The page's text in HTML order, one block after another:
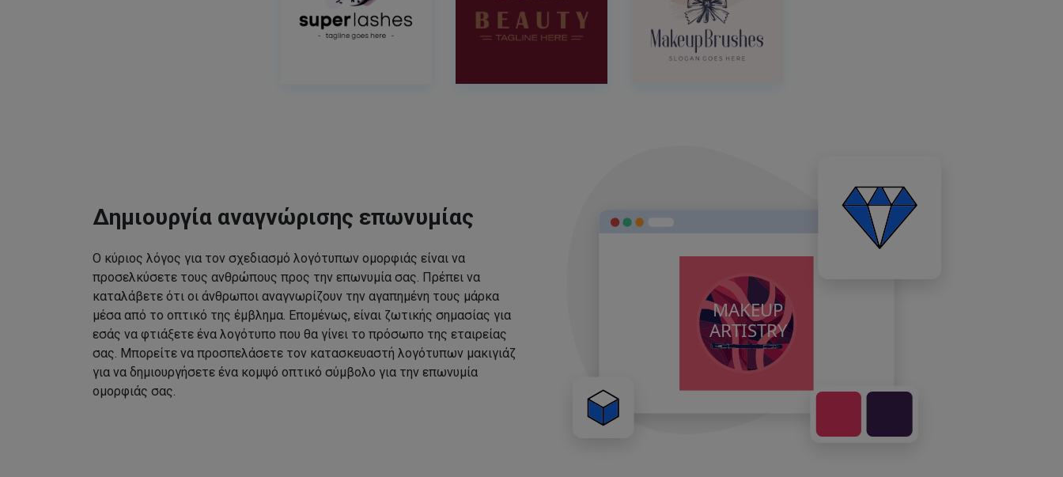
Δημιουργία αναγνώρισης επωνυμίας
Ο κύριος λόγος για τον σχεδιασμό λογότυπων ομορφιάς είναι να
προσελκύσετε τους ανθρώπους προς την επωνυμία σας. Πρέπει να
καταλάβετε ότι οι άνθρωποι αναγνωρίζουν την αγαπημένη τους μάρκα
μέσα από το οπτικό της έμβλημα. Επομένως, είναι ζωτικής σημασίας για
εσάς να φτιάξετε ένα λογότυπο που θα γίνει το πρόσωπο της εταιρείας
σας. Μπορείτε να προσπελάσετε τον κατασκευαστή λογότυπων μακιγιάζ
για να δημιουργήσετε ένα κομψό οπτικό σύμβολο για την επωνυμία
ομορφιάς σας.